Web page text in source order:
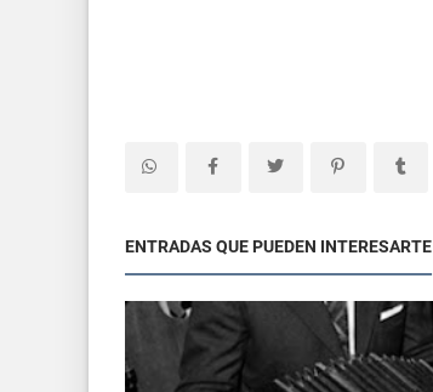
ENTRADAS QUE PUEDEN INTERESARTE